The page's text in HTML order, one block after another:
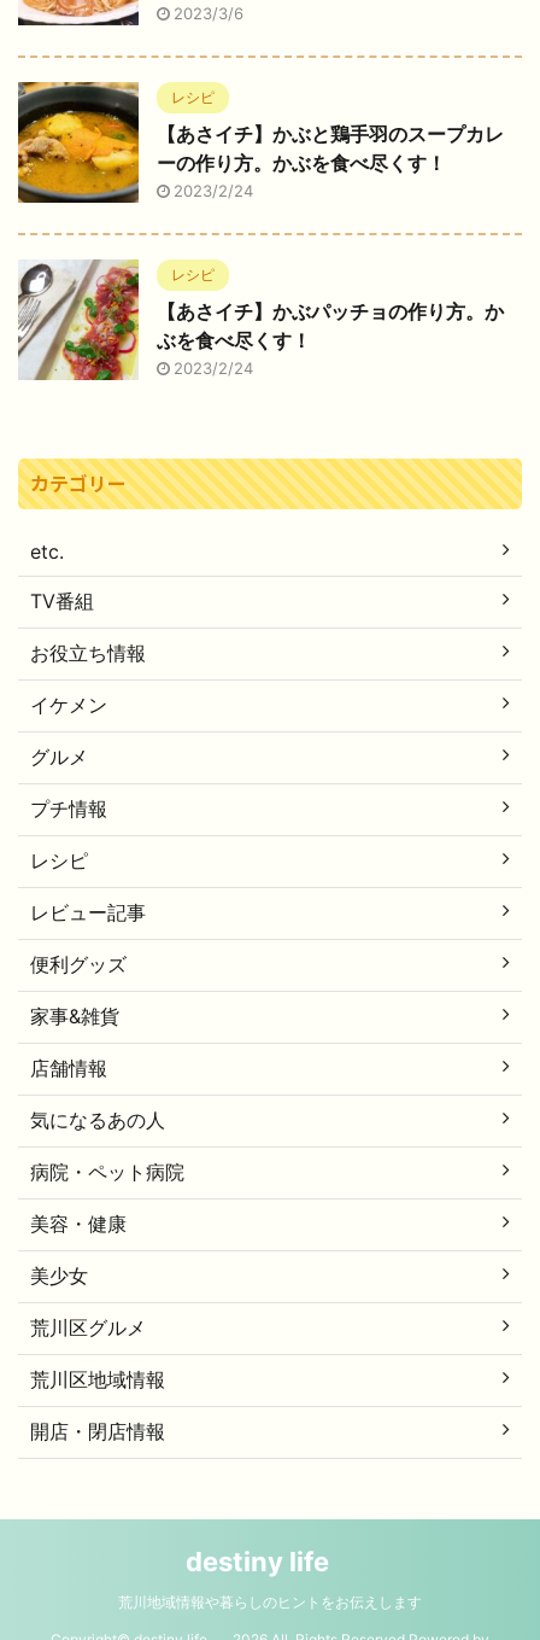
2023/3/6
レシピ
【あさイチ】かぶと鶏手羽のスープカレ
ーの作り方。かぶを食べ尽くす！
2023/2/24
レシピ
【あさイチ】かぶパッチョの作り方。か
ぶを食べ尽くす！
2023/2/24
カテゴリー
etc.
TV番組
お役立ち情報
イケメン
グルメ
プチ情報
レシピ
レビュー記事
便利グッズ
家事&雑貨
店舗情報
気になるあの人
病院・ペット病院
美容・健康
美少女
荒川区グルメ
荒川区地域情報
開店・閉店情報
destiny life
荒川地域情報や暮らしのヒントをお伝えします